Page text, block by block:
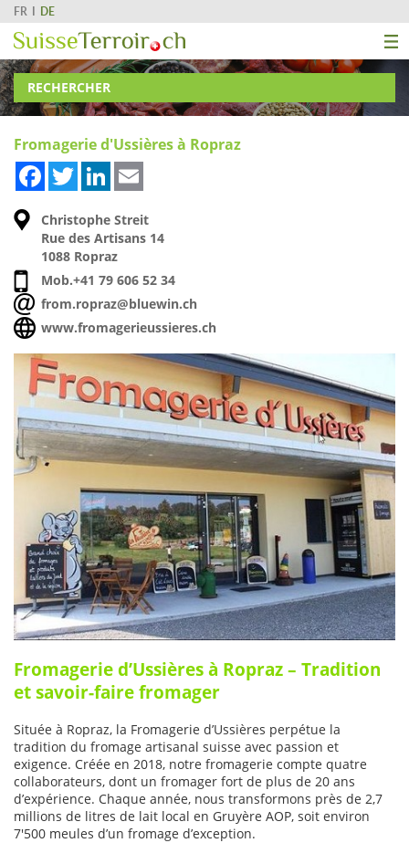
FR DE
RECHERCHER
Fromagerie d'Ussières à Ropraz
FacebookTwitterLinkedIn
Christophe Streit
Rue des Artisans 14
1088 Ropraz
Mob.+41 79 606 52 34
from.ropraz@bluewin.ch
www.fromagerieussieres.ch
Fromagerie d’Ussières à Ropraz – Tradition
et savoir-faire fromager
Située à Ropraz, la Fromagerie d’Ussières perpétue la
tradition du fromage artisanal suisse avec passion et
exigence. Créée en 2018, notre fromagerie compte quatre
collaborateurs, dont un fromager fort de plus de 20 ans
d’expérience. Chaque année, nous transformons près de 2,7
millions de litres de lait local en Gruyère AOP, soit environ
7'500 meules d’un fromage d’exception.